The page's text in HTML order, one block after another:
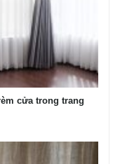
cửa trong trang